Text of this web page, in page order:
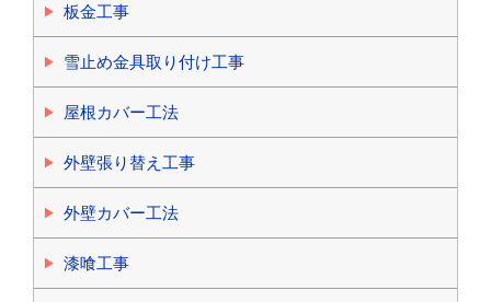
板金工事
雪止め金具取り付け工事
屋根カバー工法
外壁張り替え工事
外壁カバー工法
漆喰工事